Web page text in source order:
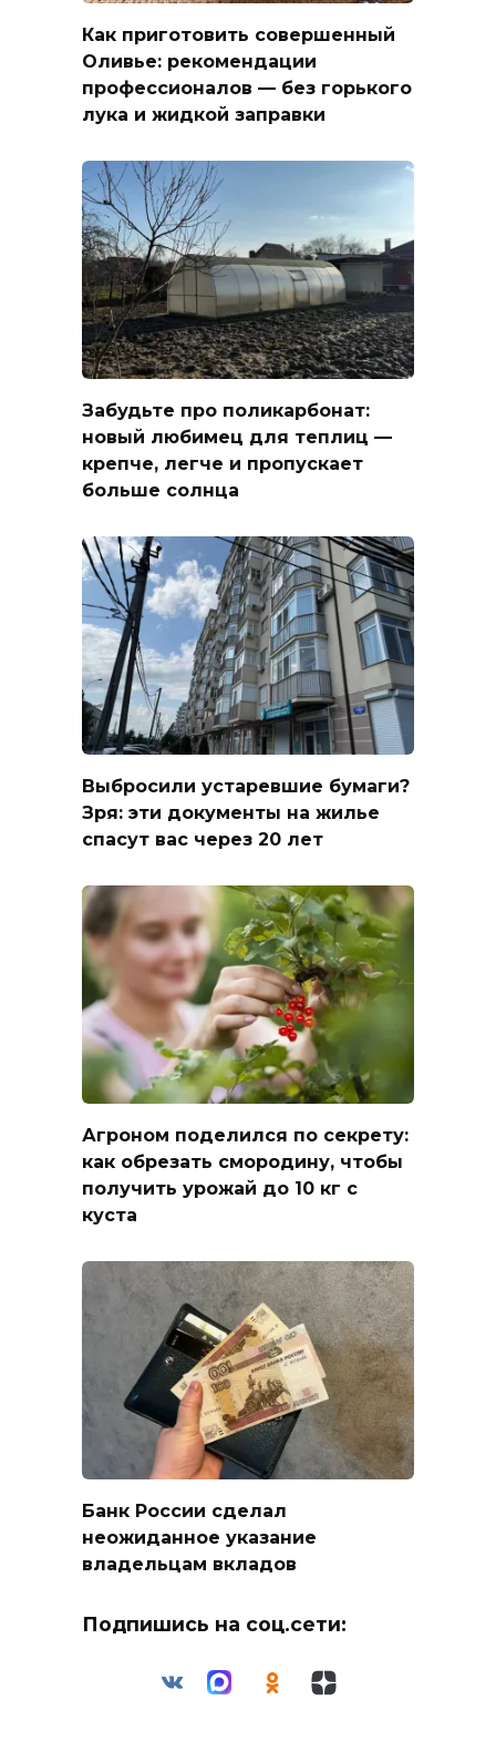
Как приготовить совершенный
Оливье: рекомендации
профессионалов — без горького
лука и жидкой заправки
Забудьте про поликарбонат:
новый любимец для теплиц —
крепче, легче и пропускает
больше солнца
Выбросили устаревшие бумаги?
Зря: эти документы на жилье
спасут вас через 20 лет
Агроном поделился по секрету:
как обрезать смородину, чтобы
получить урожай до 10 кг с
куста
Банк России сделал
неожиданное указание
владельцам вкладов
Подпишись на соц.сети: